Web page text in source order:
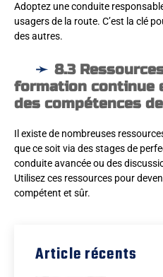
Adoptez une conduite
usagers de la route. C’est la clé
des autres.
8.3
formation continue
des compétences
Il existe de nombreuses
que ce soit via des stages de
conduite avancée ou des
Utilisez ces ressources pour
compétent et sûr.
Article récents